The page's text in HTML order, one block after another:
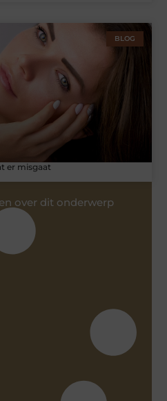
BLOG
er misgaat
over dit onderwerp